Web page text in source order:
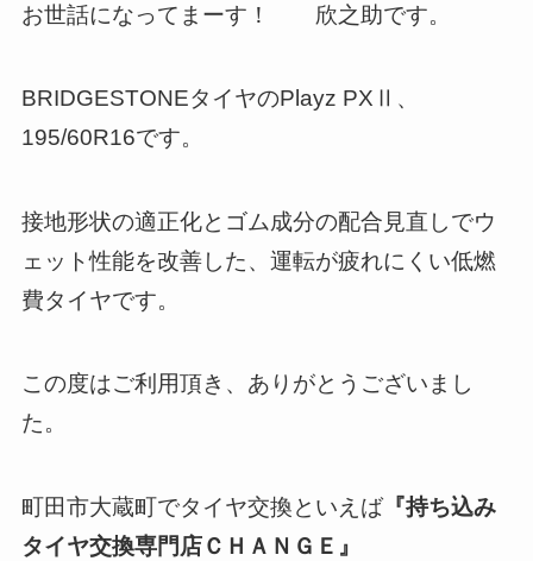
お世話になってまーす！ 欣之助です。
BRIDGESTONEタイヤのPlayz PXⅡ、
195/60R16です。
接地形状の適正化とゴム成分の配合見直しでウ
ェット性能を改善した、運転が疲れにくい低燃
費タイヤです。
この度はご利用頂き、ありがとうございまし
た。
町田市大蔵町でタイヤ交換といえば『持ち込み
タイヤ交換専門店ＣＨＡＮＧＥ』